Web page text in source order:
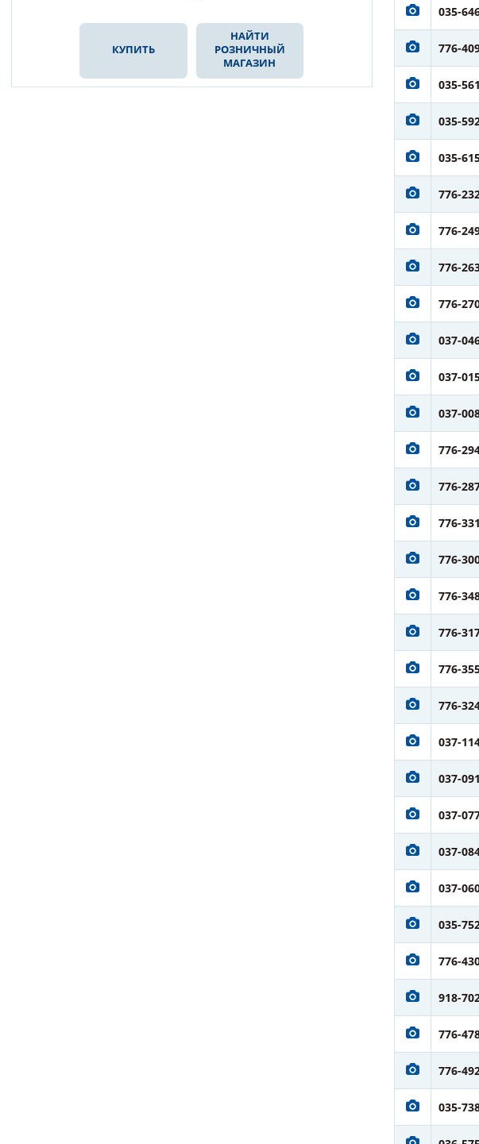
КУПИТЬ
НАЙТИ
РОЗНИЧНЫЙ
МАГАЗИН
035-
776-
035-561
035-
035-
776-
776-
776-
776-
037-
037-
037-
776-
776-
776-331
776-
776-
776-
776-
776-
037-
037-091
037-
037-
037-
035-
776-
918-
776-
776-
035-